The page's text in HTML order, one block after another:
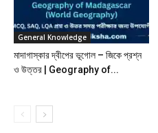
General Knowledge
মাদাগাস্কার দ্বীপের ভূগোল – জিকে প্রশ্ন
ও উত্তর | Geography of...